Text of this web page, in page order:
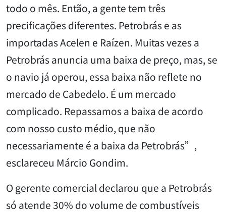
todo o mês. Então, a gente tem três
precificações diferentes. Petrobrás e as
importadas Acelen e Raízen. Muitas vezes a
Petrobrás anuncia uma baixa de preço, mas, se
o navio já operou, essa baixa não reflete no
mercado de Cabedelo. É um mercado
complicado. Repassamos a baixa de acordo
com nosso custo médio, que não
necessariamente é a baixa da Petrobrás”,
esclareceu Márcio Gondim.
O gerente comercial declarou que a Petrobrás
só atende 30% do volume de combustíveis